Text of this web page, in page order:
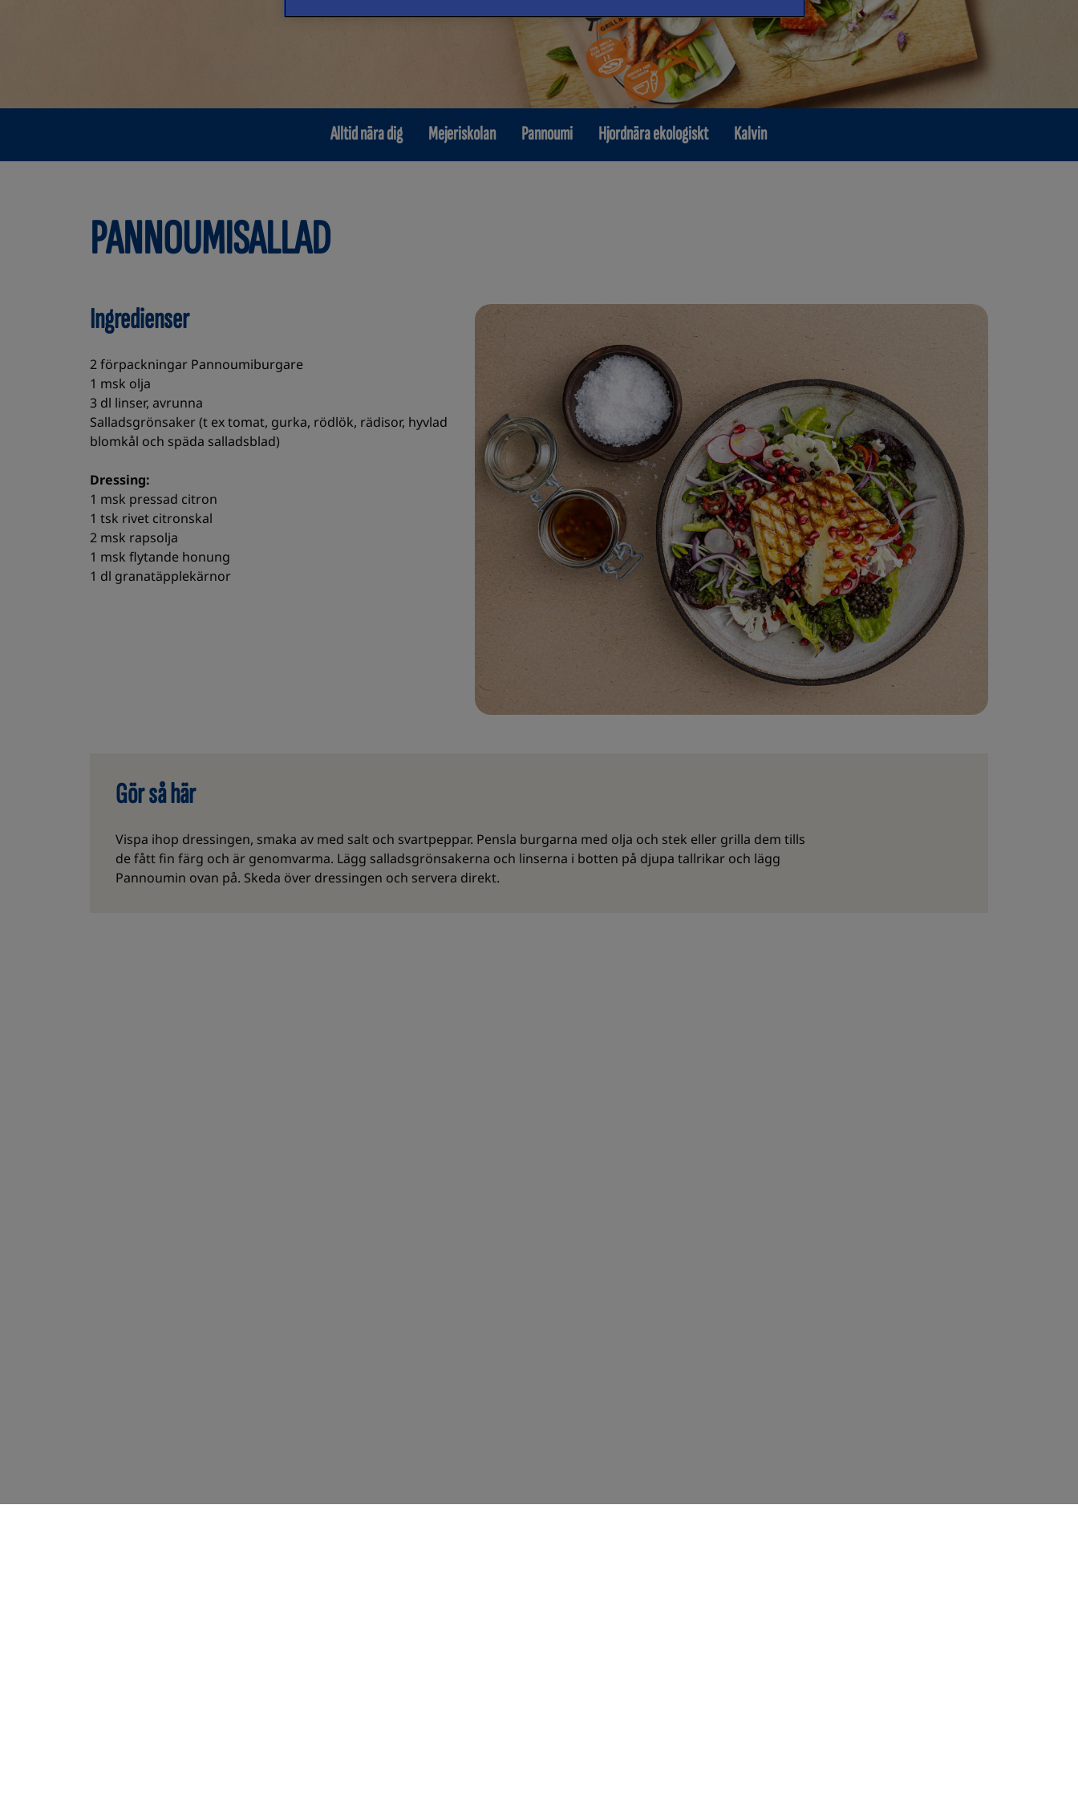
Alltid nära dig Mejeriskolan Pannoumi Hjordnära ekologiskt Kalvin
PANNOUMISALLAD
Ingredienser
2 förpackningar Pannoumiburgare
1 msk olja
3 dl linser, avrunna
Salladsgrönsaker (t ex tomat, gurka, rödlök, rädisor, hyvlad
blomkål och späda salladsblad)
Dressing:
1 msk pressad citron
1 tsk rivet citronskal
2 msk rapsolja
1 msk flytande honung
1 dl granatäpplekärnor
Gör så här
Vispa ihop dressingen, smaka av med salt och svartpeppar. Pensla burgarna med olja och stek eller grilla dem tills
de fått fin färg och är genomvarma. Lägg salladsgrönsakerna och linserna i botten på djupa tallrikar och lägg
Pannoumin ovan på. Skeda över dressingen och servera direkt.